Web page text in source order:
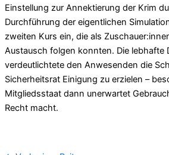
Einstellung zur Annektierung der Krim
Durchführung der eigentlichen
zweiten Kurs ein, die als
Austausch folgen konnten. Die lebhafte
verdeutlichtete den Anwesenden die
Sicherheitsrat Einigung zu erzielen –
Mitgliedsstaat dann unerwartet
Recht macht.